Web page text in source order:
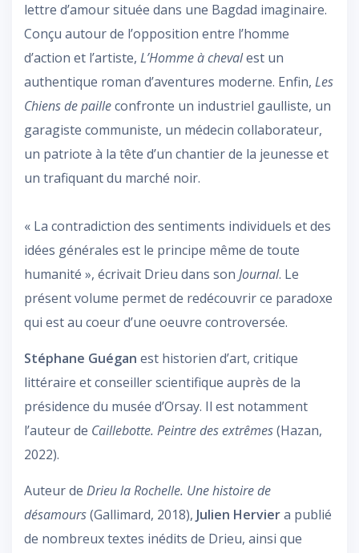
lettre d’amour située dans une Bagdad imaginaire.
Conçu autour de l’opposition entre l’homme
d’action et l’artiste, L’Homme à chevalest un
authentique roman d’aventures moderne. Enfin, Les
Chiens de pailleconfronte un industriel gaulliste, un
garagiste communiste, un médecin collaborateur,
un patriote à la tête d’un chantier de la jeunesse et
un trafiquant du marché noir.
« La contradiction des sentiments individuels et des
idées générales est le principe même de toute
humanité », écrivait Drieu dans son Journal. Le
présent volume permet de redécouvrir ce paradoxe
qui est au coeur d’une oeuvre controversée.
Stéphane Guégan est historien d’art, critique
littéraire et conseiller scientifique auprès de la
présidence du musée d’Orsay. Il est notamment
l’auteur de Caillebotte. Peintre des extrêmes(Hazan,
2022).
Auteur de Drieu la Rochelle. Une histoire de
désamours(Gallimard, 2018), Julien Herviera publié
de nombreux textes inédits de Drieu, ainsi que